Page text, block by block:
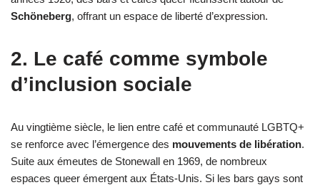
Schöneberg, offrant un espace de liberté d’expression.
2. Le café comme symbole
d’inclusion sociale
Au vingtième siècle, le lien entre café et communauté LGBTQ+
se renforce avec l’émergence des mouvements de libération.
Suite aux émeutes de Stonewall en 1969, de nombreux
espaces queer émergent aux États-Unis. Si les bars gays sont